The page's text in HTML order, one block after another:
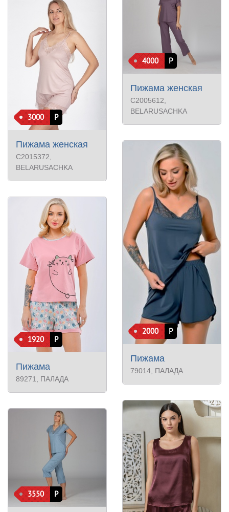
3000 Р
Пижама женская
С2015372,
BELARUSACHKA
1920 Р
Пижама
89271 , ПАЛАДА
3550 Р
4000 Р
Пижама женская
С2005612,
BELARUSACHKA
2000 Р
Пижама
79014 , ПАЛАДА